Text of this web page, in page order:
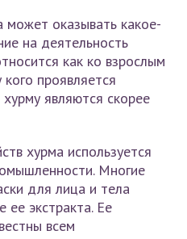
может оказывать какое-
на деятельность
как ко взрослым
проявляется
хурму являются скорее
хурма используется
Многие
для лица и тела
ее экстракта. Ее
всем